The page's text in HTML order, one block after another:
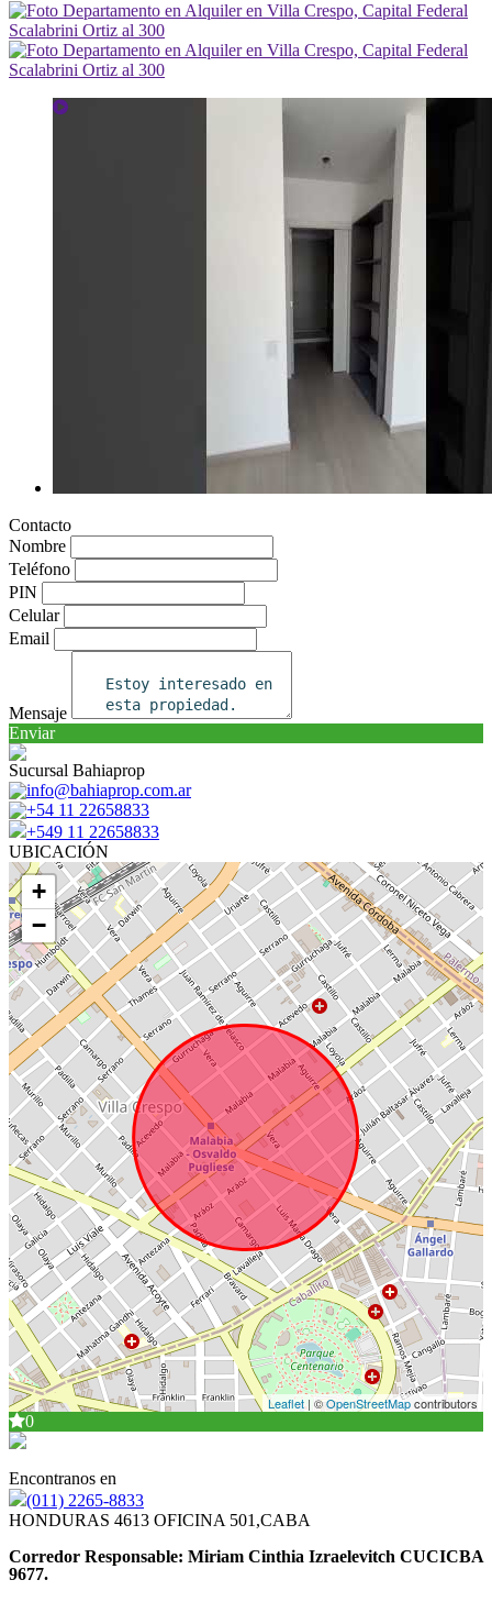
Contacto
Nombre
Teléfono
PIN
Celular
Email
Mensaje
Enviar
Sucursal Bahiaprop
info@bahiaprop.com.ar
+54 11 22658833
+549 11 22658833
UBICACIÓN
+
−
Leaflet| ©OpenStreetMapcontributors
0
Encontranos en
(011) 2265-8833
HONDURAS 4613 OFICINA 501,CABA
Corredor Responsable: Miriam Cinthia Izraelevitch CUCICBA
9677.